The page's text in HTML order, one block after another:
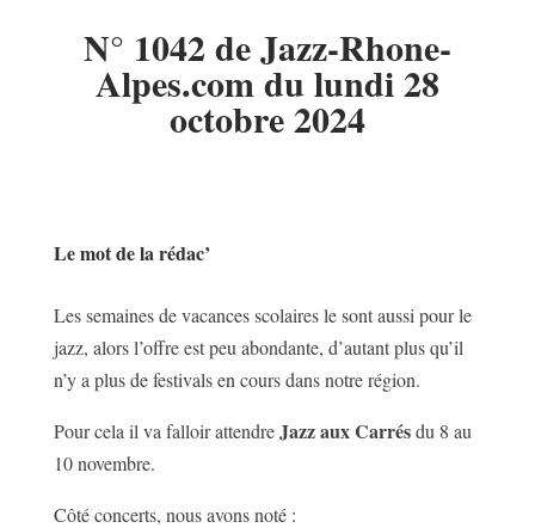
N° 1042 de Jazz-Rhone-
Alpes.com du lundi 28
octobre 2024
Le mot de la rédac’
Les semaines de vacances scolaires le sont aussi pour le
jazz, alors l’offre est peu abondante, d’autant plus qu’il
n’y a plus de festivals en cours dans notre région.
Pour cela il va falloir attendreJazz aux Carrésdu 8 au
10 novembre.
Côté concerts, nous avons noté :